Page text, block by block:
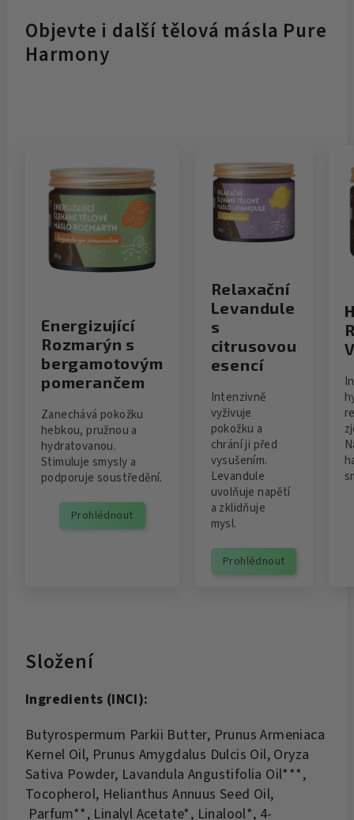
Objevte i další tělová másla Pure
Harmony
Energizující
Rozmarýn s
bergamotovým
pomerančem
Zanechává pokožku
hebkou, pružnou a
hydratovanou.
Stimuluje smysly a
podporuje soustředění.
Prohlédnout
Relaxační
Levandule
s
citrusovou
esencí
Intenzivně
vyživuje
pokožku a
chrání ji před
vysušením.
Levandule
uvolňuje napětí
a zklidňuje
mysl.
Prohlédnout
Složení
Ingredients (INCI):
Butyrospermum Parkii Butter, Prunus Armeniaca
Kernel Oil, Prunus Amygdalus Dulcis Oil, Oryza
Sativa Powder, Lavandula Angustifolia Oil***,
Tocopherol, Helianthus Annuus Seed Oil,
Parfum**, Linalyl Acetate*, Linalool*, 4-